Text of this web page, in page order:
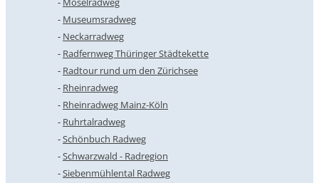
Museumsradweg
Neckarradweg
Radfernweg Thüringer Städtekette
Radtour rund um den Zürichsee
Rheinradweg
Rheinradweg Mainz-Köln
Ruhrtalradweg
Schönbuch Radweg
Schwarzwald - Radregion
Siebenmühlental Radweg